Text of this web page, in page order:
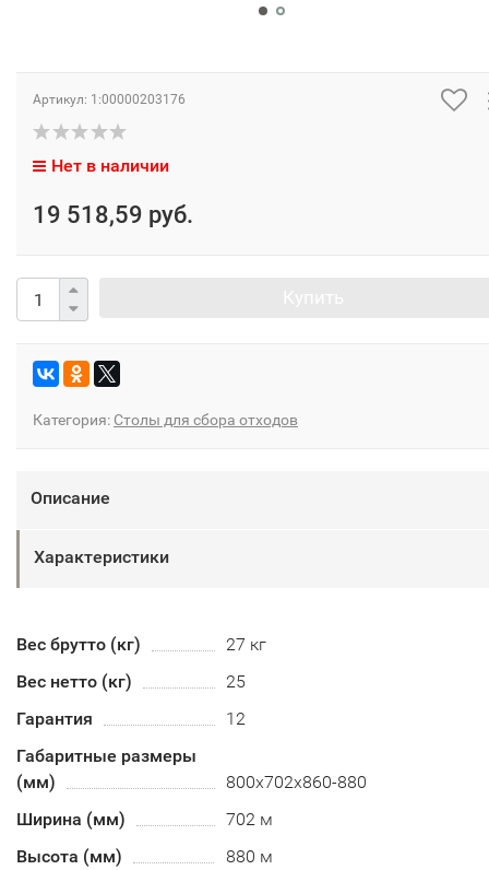
Артикул: 1:00000203176
Нет в наличии
19 518,59 руб.
Категория: Столы для сбора отходов
Описание
Характеристики
Вес брутто (кг)
27 кг
Вес нетто (кг)
25
Гарантия
12
Габаритные размеры
(мм)
800х702х860-880
Ширина (мм)
702 м
Высота (мм)
880 м